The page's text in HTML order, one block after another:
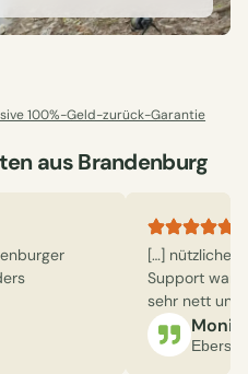
100%-Geld-zurück-Garantie
aus Brandenburg
die Module
wie mich
[…]
Themen
Cottbus
[…] nützliche
Support war
sehr nett und